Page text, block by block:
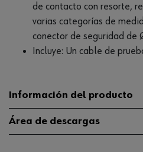
de contacto con resorte,
varias categorías de
conector de seguridad de
Incluye: Un cable de
Información del producto
Corriente nominal máxima
Área de descargas